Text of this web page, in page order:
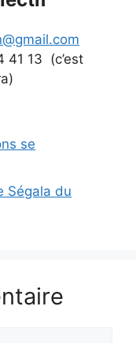
41 13 (c’est
se
Ségala du